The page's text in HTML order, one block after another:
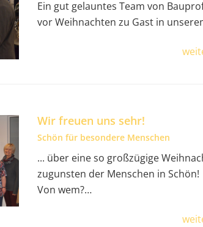
Ein gut gelauntes Team von
vor Weihnachten zu Gast in
Wir freuen uns sehr!
Schön für besondere Menschen
... über eine so großzügige
zugunsten der Menschen in Schön!
Von wem?…